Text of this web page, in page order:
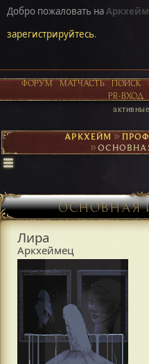
Добро пожаловать наАркхейм
зарегистрируйтесь.
ФОРУМ МАТЧАСТЬ ПОИСК
PR-ВХОД
активные
АРКХЕЙМ►
►
ОСНОВНАЯ
Лира
Аркхеймец